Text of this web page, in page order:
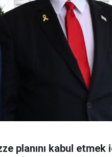
planını kabul etmek